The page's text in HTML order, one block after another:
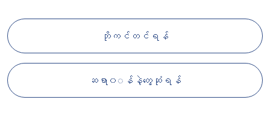
ဘိုကင်တင်ရန်
ဆရာ၀◌န်နဲ့တွေ့ဆုံရန်